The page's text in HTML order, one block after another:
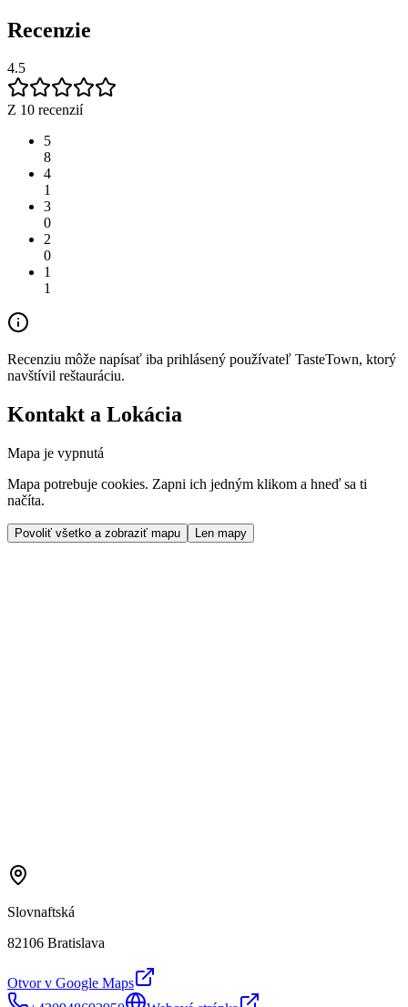
Recenzie
4.5
Z 10 recenzií
5
8
4
1
3
0
2
0
1
1
Recenziu môže napísať iba prihlásený používateľ TasteTown, ktorý
navštívil reštauráciu.
Kontakt a Lokácia
Mapa je vypnutá
Mapa potrebuje cookies. Zapni ich jedným klikom a hneď sa ti
načíta.
Povoliť všetko a zobraziť mapu Len mapy
Slovnaftská
82106 Bratislava
Otvor v Google Maps